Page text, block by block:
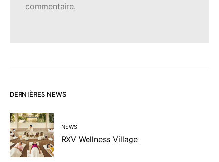
commentaire.
DERNIÈRES NEWS
NEWS
RXV Wellness Village